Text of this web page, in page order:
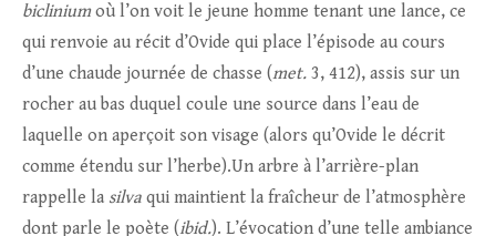
bicliniumoù l’on voit le jeune homme tenant une lance, ce
qui renvoie au récit d’Ovide qui place l’épisode au cours
d’une chaude journée de chasse (met. 3, 412), assis sur un
rocher au bas duquel coule une source dans l’eau de
laquelle on aperçoit son visage (alors qu’Ovide le décrit
comme étendu sur l’herbe).Un arbre à l’arrière-plan
rappelle la silva qui maintient la fraîcheur de l’atmosphère
dont parle le poète (ibid.). L’évocation d’une telle ambiance